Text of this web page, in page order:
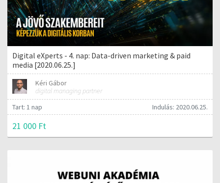
Digital eXperts - 4. nap: Data-driven marketing & paid
media [2020.06.25.]
Kéri Gábor
digital managing partner
Tart: 1 nap
Indulás: 2020.06.25.
21 000 Ft